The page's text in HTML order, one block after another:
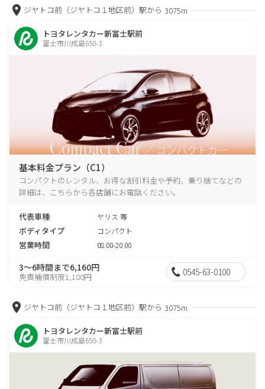
ジヤトコ前（ジヤトコ１地区前）駅から 3075m
トヨタレンタカー新富士駅前
富士市川成島650-3
基本料金プラン（C1）
コンパクトのレンタル、お得な割引料金や予約、乗り捨てなどの
詳細は、こちらから各店舗にお電話ください。
代表車種 ヤリス 等
ボディタイプ コンパクト
営業時間 08:00-20:00
3～6時間まで6,160円
免責補償制度1,100円 0545-63-0100
ジヤトコ前（ジヤトコ１地区前）駅から 3075m
トヨタレンタカー新富士駅前
富士市川成島650-3